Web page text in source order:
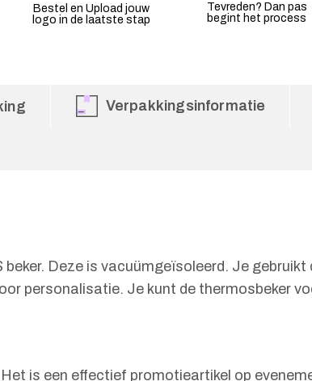
Bestel en Upload jouw
logo in de laatste stap
Tevreden? Dan pas
begint het process
Verpakkingsinformatie
Deze is vacuümgeïsoleerd. Je gebruikt
personalisatie. Je kunt de thermosbeker
is een effectief promotieartikel op